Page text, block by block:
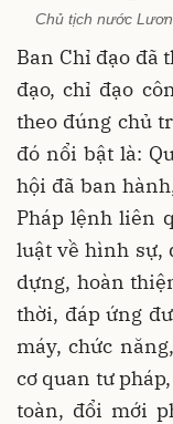
Chủ tịch nước
Ban Chỉ đạo đã
đạo, chỉ đạo
theo đúng chủ
đó nổi bật là:
hội đã ban
Pháp lệnh liên
luật về hình sự,
dựng, hoàn
thời, đáp ứng
máy, chức
cơ quan tư
toàn, đổi mới